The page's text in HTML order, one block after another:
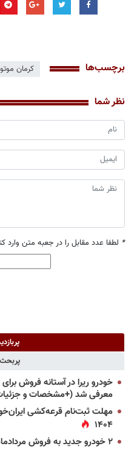
برچسب‌ها کرمان
نظر شما
* لطفا عدد مقابل را در جعبه متن وارد
خودرو ریرا در آستانه فروش
معرفی شد (+مشخصات و جزئیات
مهلت ثبت‌نام قرعه‌کشی
۱۴۰۴
۲ خودرو جدید به فروش